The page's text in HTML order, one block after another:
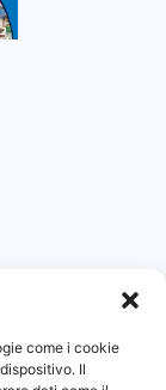
come i cookie
Il